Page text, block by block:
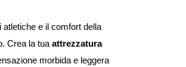
e il comfort della
Crea la tua attrezzatura
morbida e leggera